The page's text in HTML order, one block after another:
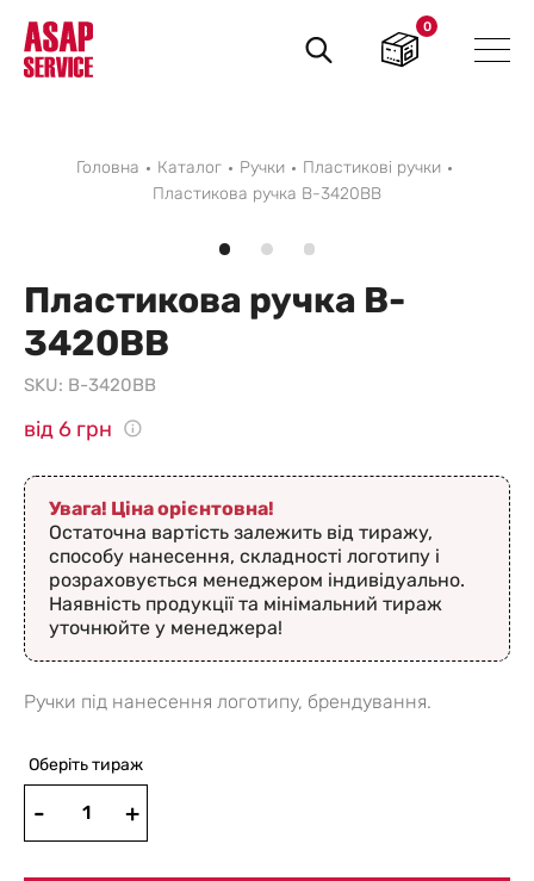
Пошук
товарів
0
Головна Каталог Ручки
Пластикові ручки
Пластикова ручка B-3420BB
Пластикова ручка B-
3420BB
SKU: B-3420BB
від 6 грн
Увага! Ціна орієнтовна!
Остаточна вартість залежить від тиражу,
способу нанесення, складності логотипу і
розраховується менеджером індивідуально.
Наявність продукції та мінімальний тираж
уточнюйте у менеджера!
Ручки під нанесення логотипу, брендування.
Оберіть тираж